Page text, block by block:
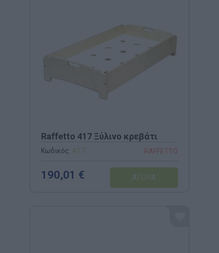
Raffetto 417 Ξύλινο κρεβάτι
Κωδικός: 417 RAFFETTO
190,01 €